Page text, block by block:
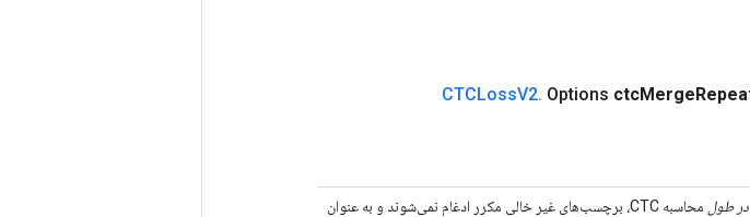
CTCLossV2. Options ctcMerge
در طول
محاسبه CTC، برچسب‌های غیر خالی مکرر ادغام نمی‌شوند و به عنوان